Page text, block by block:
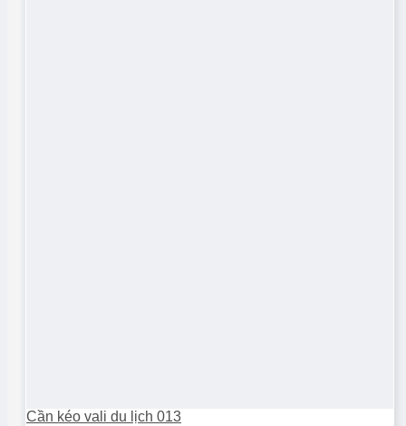
Cần kéo vali du lịch 013